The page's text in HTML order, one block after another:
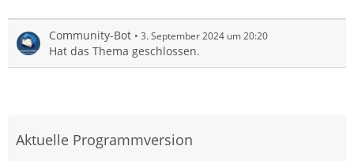
Community-Bot 3. September 2024 um 20:20
Hat das Thema geschlossen.
Aktuelle Programmversion